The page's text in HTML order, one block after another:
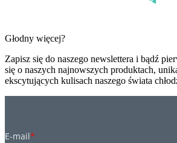
Głodny więcej?
Zapisz się do naszego newslettera i bądź
się o naszych najnowszych produktach,
ekscytujących kulisach naszego świata
E-mail*